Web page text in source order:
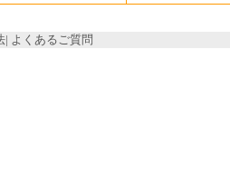
| よくあるご質問